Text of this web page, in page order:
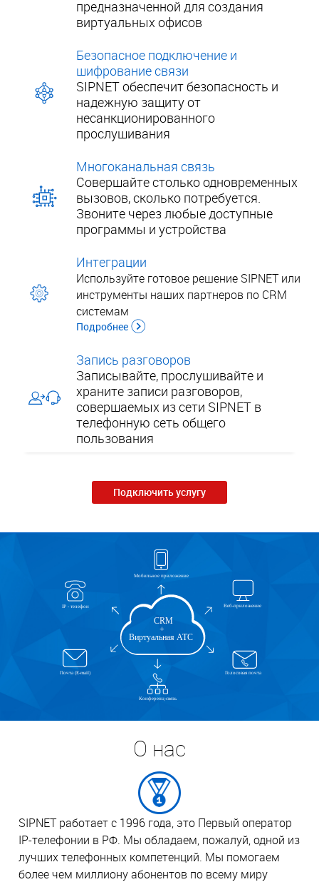
предназначенной для создания
виртуальных офисов
Безопасное подключение и
шифрование связи
SIPNET обеспечит безопасность и
надежную защиту от
несанкционированного
прослушивания
Многоканальная связь
Совершайте столько одновременных
вызовов, сколько потребуется.
Звоните через любые доступные
программы и устройства
Интеграции
Используйте готовое решение SIPNET или
инструменты наших партнеров по CRM
системам
Подробнее
Запись разговоров
Записывайте, прослушивайте и
храните записи разговоров,
совершаемых из сети SIPNET в
телефонную сеть общего
пользования
Подключить услугу
О нас
SIPNET работает с 1996 года, это Первый оператор
IP-телефонии в РФ. Мы обладаем, пожалуй, одной из
лучших телефонных компетенций. Мы помогаем
более чем миллиону абонентов по всему миру